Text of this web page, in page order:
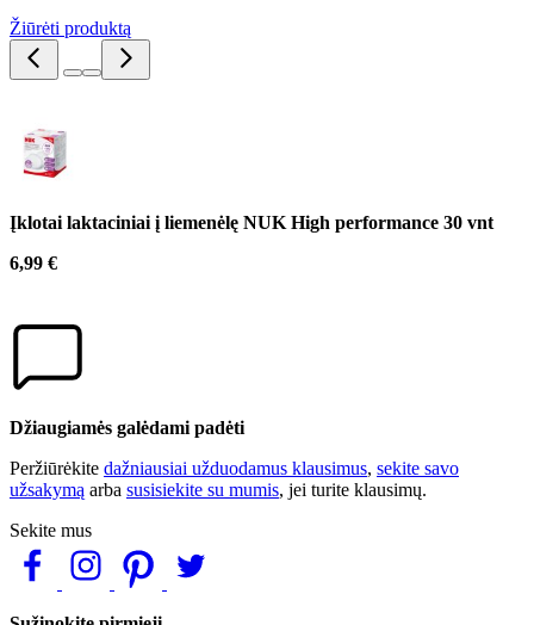
Žiūrėti produktą
Įklotai laktaciniai į liemenėlę NUK High performance 30 vnt
6,99 €
Džiaugiamės galėdami padėti
Peržiūrėkite dažniausiai užduodamus klausimus, sekite savo
užsakymą arba susisiekite su mumis, jei turite klausimų.
Sekite mus